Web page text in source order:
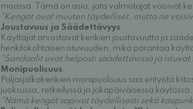
maassa. Tämä on asia, jota valmistajat voisivat
"Kengät ovat muuten täydelliset, mutta ne
Joustavuus ja Säädettävyys
Käyttäjät arvostavat kenkien joustavuutta ja
henkilökohtaisen istuvuuden, mikä parantaa
"Sandaalit ovat helposti säädettävissä ja
Monipuolisuus
Paljasjalkakenkien monipuolisuus saa erityistä
juoksussa, retkeilyssä ja jokapäiväisessä käytössä:
"Nämä kengät sopivat täydellisesti sekä